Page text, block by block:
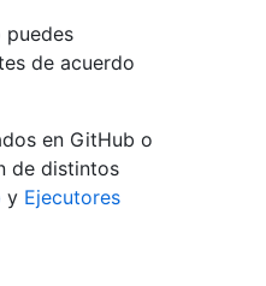
puedes
de acuerdo
en GitHub o
de distintos
y Ejecutores